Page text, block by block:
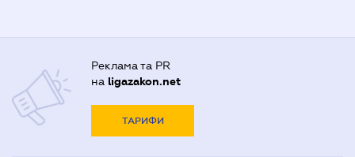
Реклама та PR
на ligazakon.net
ТАРИФИ